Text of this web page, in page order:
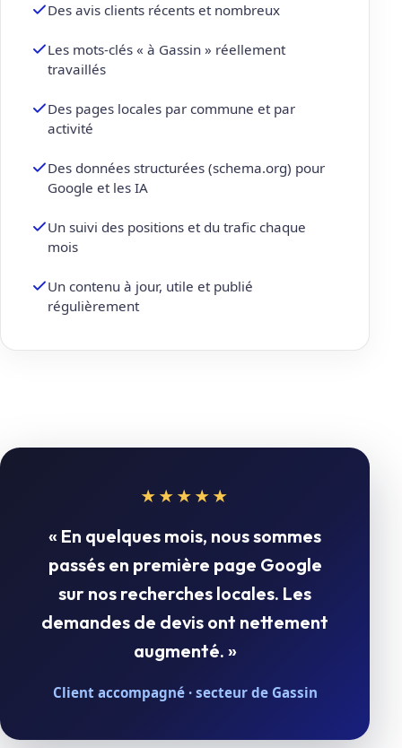
Des avis clients récents et nombreux
Les mots-clés « à Gassin » réellement
travaillés
Des pages locales par commune et par
activité
Des données structurées (schema.org) pour
Google et les IA
Un suivi des positions et du trafic chaque
mois
Un contenu à jour, utile et publié
régulièrement
★★★★★
« En quelques mois, nous sommes
passés en première page Google
sur nos recherches locales. Les
demandes de devis ont nettement
augmenté. »
Client accompagné · secteur de Gassin